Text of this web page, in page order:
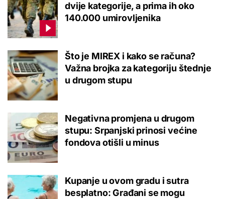
dvije kategorije, a prima ih oko
140.000 umirovljenika
Što je MIREX i kako se računa?
Važna brojka za kategoriju štednje
u drugom stupu
Negativna promjena u drugom
stupu: Srpanjski prinosi većine
fondova otišli u minus
Kupanje u ovom gradu i sutra
besplatno: Građani se mogu